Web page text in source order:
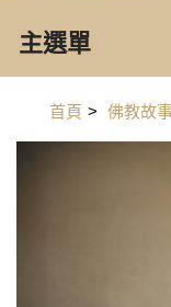
主選單
首頁 > 佛教故